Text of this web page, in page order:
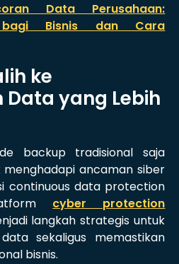
Data Perusahaan:
Bisnis dan Cara
ke
yang Lebih
backup tradisional saja
ancaman siber
continuous data protection
cyber protection
langkah strategis untuk
sekaligus memastikan
bisnis.